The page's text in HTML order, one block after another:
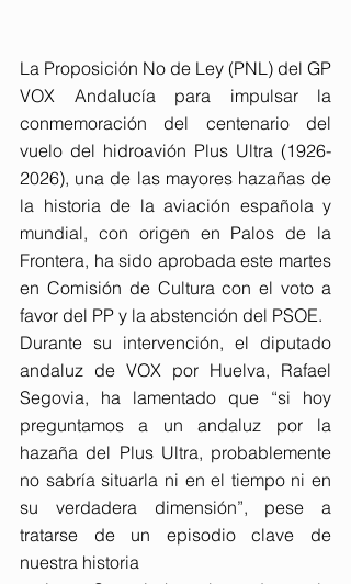
La Proposición No de Ley (PNL) del GP
VOX Andalucía para impulsar la
conmemoración del centenario del
vuelo del hidroavión Plus Ultra (1926-
2026), una de las mayores hazañas de
la historia de la aviación española y
mundial, con origen en Palos de la
Frontera, ha sido aprobada este martes
en Comisión de Cultura con el voto a
favor del PP y la abstención del PSOE.
Durante su intervención, el diputado
andaluz de VOX por Huelva, Rafael
Segovia, ha lamentado que “si hoy
preguntamos a un andaluz por la
hazaña del Plus Ultra, probablemente
no sabría situarla ni en el tiempo ni en
su verdadera dimensión”, pese a
tratarse de un episodio clave de
nuestra historia